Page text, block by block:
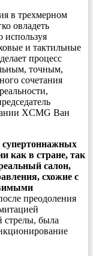
в трехмерном
овладеть
и тактильные
процесс
точным,
сочетания
XCMG Ван
супертоннажных
как в стране, так
салон,
схожие с
преодоления
стрелы, была